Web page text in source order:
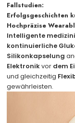
Fallstudien:
Erfolgsgeschichten
Hochpräzise
Intelligente
kontinuierliche
Silikonkapselung
Elektronikvor dem
und gleichzeitig
gewährleisten.